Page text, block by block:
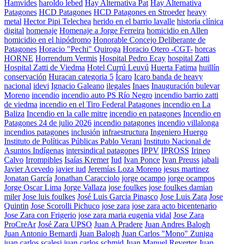
Hamvides haroldo lebed Hay Alternativa Pat Hay Alternativa
Patagones HCD Patagones HCD Patagones en Stroeder heavy
metal Hector Pipi Telechea herido en el barrio lavalle historia clínica
digital homenaje Homenaje a Jorge Ferreira homicidio en Allen
homicidio en el hipódromo Honorable Concejo Deliberante de
Patagones Horacio "Pechi" Quiroga Horacio Otero -CGT- horcas
HORNE Horrendum Vermis Hospital Pedro Ecay hospital Zatti
Hospital Zatti de Viedma Hotel Currú Leuvú Huerta Fatima huillín
conservación Huracan categoria 5 Ícaro Icaro banda de heavy
nacional idevi Ignacio Galeano ilegales Inaes Inauguración bulevar
Moreno incendio incendio auto PS Río Negro incendio barrio zatti
de viedma incendio en el Tiro Federal Patagones incendio en La
Baliza Incendio en la calle mitre incendio en patagones Incendio en
Patagones 24 de julio 2026 incendio patagones incendio villalonga
incendios patagones inclusión infraestructura Ingeniero Huergo
Instituto de Políticas Públicas Pablo Verani Instituto Nacional de
Asuntos Indígenas intersindical patagones IPPV IPROSS Irineo
Calvo Irrompibles Isaías Kremer Iud Ivan Ponce Ivan Preuss jabali
Javier Acevedo javier iud Jeremías Loza Moreno jesus martinez
Jonatan García Jonathan Caracciolo jorge ocampo jorge ocampos
Jorge Oscar Lima Jorge Vallaza jose foulkes jose foulkes damian
miler Jose luis foulkes José Luis Garcia Pinasco Jose Luis Zara Jose
Quintin Jose Scorolli Pichuco jose zara jose zara acto bicentenario
Jose Zara con Frigerio jose zara maria eugenia vidal Jose Zara
ProCreAr José Zara UPSO Juan A Pradere Juan Andres Balogh
Juan Antonio Bernardi Juan Balogh Juan Carlos "Mono" Zuniga